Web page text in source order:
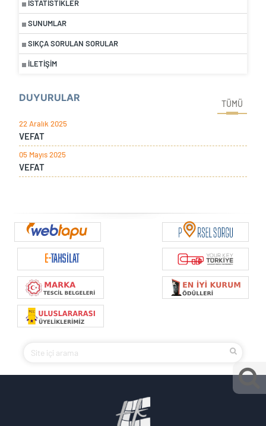
İSTATISTIKLER
SUNUMLAR
SIKÇA SORULAN SORULAR
İLETIŞIM
DUYURULAR
TÜMÜ
22 Aralık 2025
VEFAT
05 Mayıs 2025
VEFAT